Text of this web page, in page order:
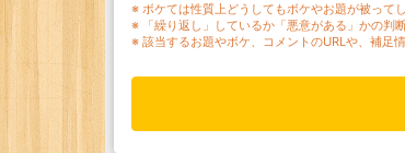
※ ボケては性質上どうしてもボケやお題が被って
※ 「繰り返し」しているか「悪意がある」かの判
※ 該当するお題やボケ、コメントのURLや、補足